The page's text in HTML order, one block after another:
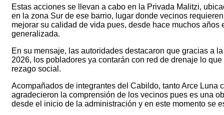
Estas acciones se llevan a cabo en la Privada Malitzi,
en la zona Sur de ese barrio, lugar donde vecinos
mejorar su calidad de vida pues, desde hace muchos años
generalizada.
En su mensaje, las autoridades destacaron que gracias a
2026, los pobladores ya contarán con red de drenaje lo
rezago social.
Acompañados de integrantes del Cabildo, tanto Arce Luna
agradecieron la comprensión de los vecinos pues es una
desde el inicio de la administración y en este momento se